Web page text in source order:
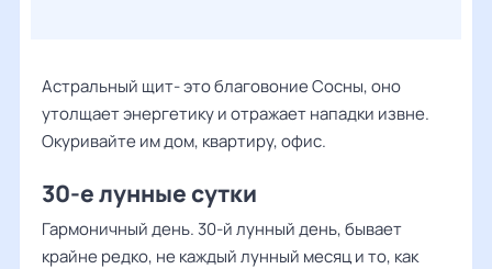
Астральный щит- это благовоние Сосны, оно
утолщает энергетику и отражает нападки извне.
Окуривайте им дом, квартиру, офис.
30-е лунные сутки
Гармоничный день. 30-й лунный день, бывает
крайне редко, не каждый лунный месяц и то, как